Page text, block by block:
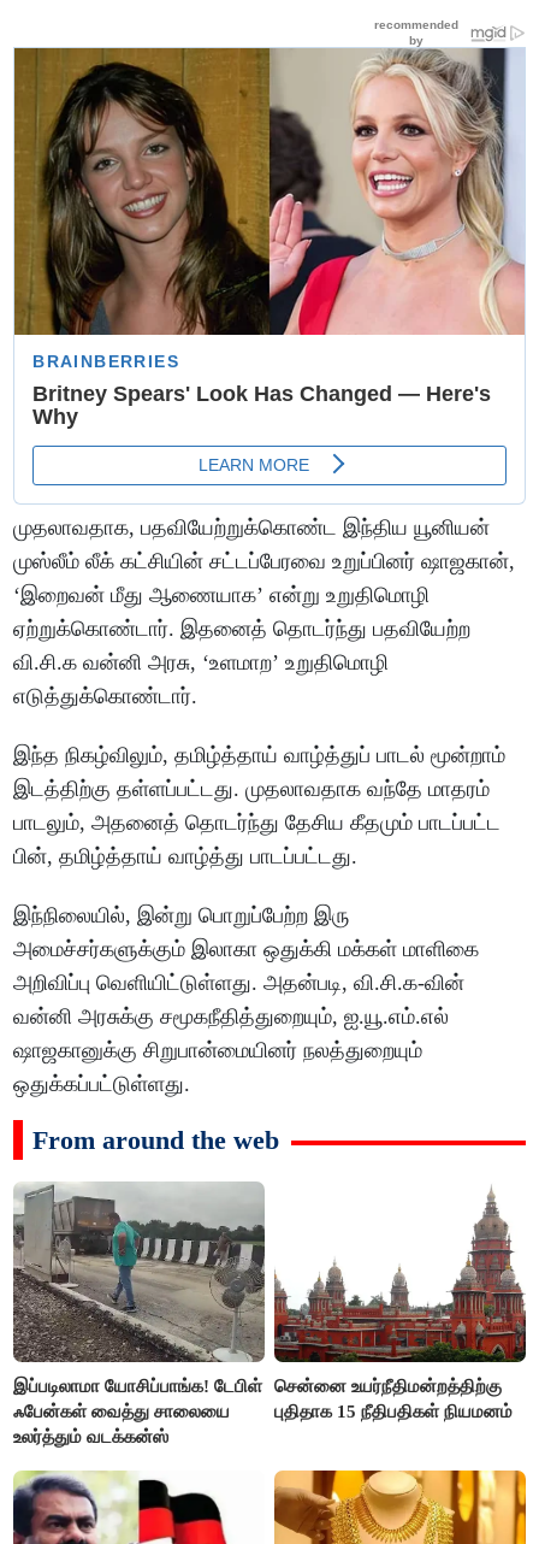
முதலாவதாக, பதவியேற்றுக்கொண்ட இந்திய யூனியன்
முஸ்லீம் லீக் கட்சியின் சட்டப்பேரவை உறுப்பினர் ஷாஜகான்,
‘இறைவன் மீது ஆணையாக’ என்று உறுதிமொழி
ஏற்றுக்கொண்டார். இதனைத் தொடர்ந்து பதவியேற்ற
வி.சி.க வன்னி அரசு, ‘உளமாற’ உறுதிமொழி
எடுத்துக்கொண்டார்.
இந்த நிகழ்விலும், தமிழ்த்தாய் வாழ்த்துப் பாடல் மூன்றாம்
இடத்திற்கு தள்ளப்பட்டது. முதலாவதாக வந்தே மாதரம்
பாடலும், அதனைத் தொடர்ந்து தேசிய கீதமும் பாடப்பட்ட
பின், தமிழ்த்தாய் வாழ்த்து பாடப்பட்டது.
இந்நிலையில், இன்று பொறுப்பேற்ற இரு
அமைச்சர்களுக்கும் இலாகா ஒதுக்கி மக்கள் மாளிகை
அறிவிப்பு வெளியிட்டுள்ளது. அதன்படி, வி.சி.க-வின்
வன்னி அரசுக்கு சமூகநீதித்துறையும், ஐ.யூ.எம்.எல்
ஷாஜகானுக்கு சிறுபான்மையினர் நலத்துறையும்
ஒதுக்கப்பட்டுள்ளது.
From around the web
இப்படிலாமா யோசிப்பாங்க! டேபிள்
ஃபேன்கள் வைத்து சாலையை
உலர்த்தும் வடக்கன்ஸ்
சென்னை உயர்நீதிமன்றத்திற்கு
புதிதாக 15 நீதிபதிகள் நியமனம்